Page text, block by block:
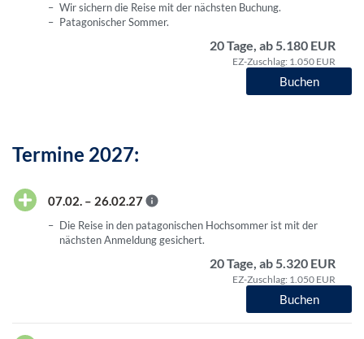
Wir sichern die Reise mit der nächsten Buchung.
Patagonischer Sommer.
20 Tage, ab 5.180 EUR
EZ-Zuschlag: 1.050 EUR
Buchen
Termine 2027:
07.02. – 26.02.27
Die Reise in den patagonischen Hochsommer ist mit der
nächsten Anmeldung gesichert.
20 Tage, ab 5.320 EUR
EZ-Zuschlag: 1.050 EUR
Buchen